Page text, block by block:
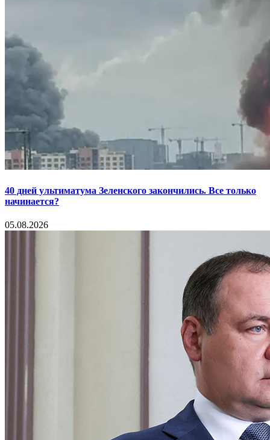
40 дней ультиматума Зеленского закончились. Все только
начинается?
05.08.2026